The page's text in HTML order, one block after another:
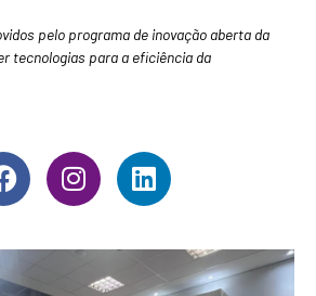
pelo programa de inovação aberta da
tecnologias para a eficiência da